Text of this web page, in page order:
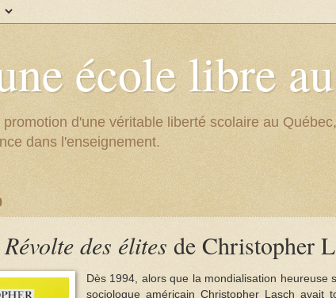
école libre
d'une véritable liberté scolaire au
dans l'enseignement.
des élites de Christopher
Dès 1994, alors que la mondialisation heureuse
sociologue américain Christopher Lasch avait